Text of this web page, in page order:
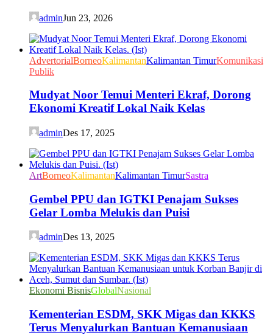
adminJun 23, 2026
AdvertorialBorneoKalimantanKalimantan TimurKomunikasi
Publik
Mudyat Noor Temui Menteri Ekraf, Dorong
Ekonomi Kreatif Lokal Naik Kelas
adminDes 17, 2025
ArtBorneoKalimantanKalimantan TimurSastra
Gembel PPU dan IGTKI Penajam Sukses
Gelar Lomba Melukis dan Puisi
adminDes 13, 2025
Ekonomi BisnisGlobalNasional
Kementerian ESDM, SKK Migas dan KKKS
Terus Menyalurkan Bantuan Kemanusiaan